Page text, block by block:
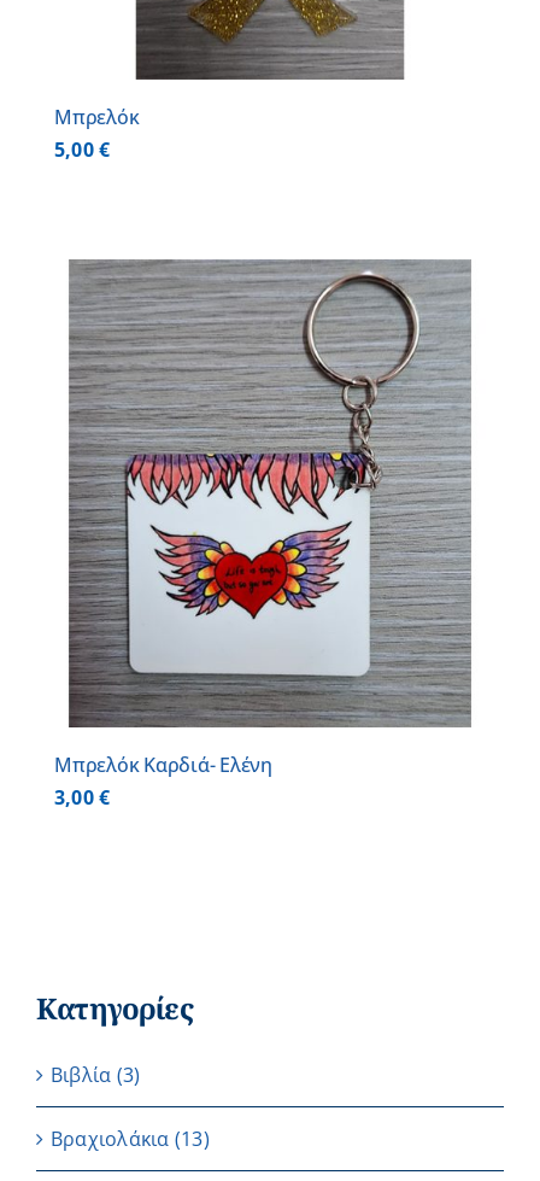
Μπρελόκ
5,00€
Μπρελόκ Καρδιά- Ελένη
3,00€
Κατηγορίες
Βιβλία (3)
Βραχιολάκια (13)